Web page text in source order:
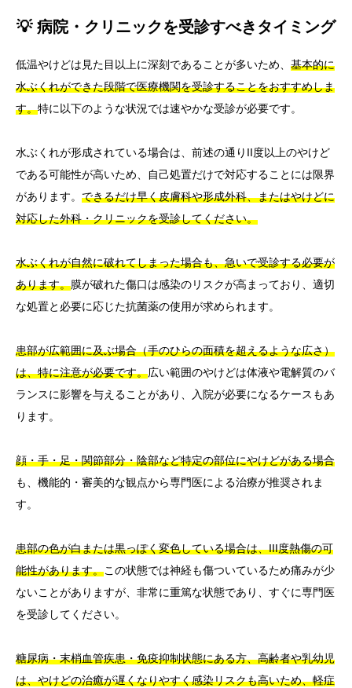
💡 病院・クリニックを受診すべきタイミング
低温やけどは見た目以上に深刻であることが多いため、 基本的に
水ぶくれができた段階で医療機関を受診することをおすすめしま
す。特に以下のような状況では速やかな受診が必要です。
水ぶくれが形成されている場合は、前述の通りII度以上のやけど
である可能性が高いため、自己処置だけで対応することには限界
があります。 できるだけ早く皮膚科や形成外科、またはやけどに
対応した外科・クリニックを受診してください。
水ぶくれが自然に破れてしまった場合も、急いで受診する必要が
あります。膜が破れた傷口は感染のリスクが高まっており、適切
な処置と必要に応じた抗菌薬の使用が求められます。
患部が広範囲に及ぶ場合（手のひらの面積を超えるような広さ）
は、特に注意が必要です。広い範囲のやけどは体液や電解質のバ
ランスに影響を与えることがあり、入院が必要になるケースもあ
ります。
顔・手・足・関節部分・陰部など特定の部位にやけどがある場合
も、機能的・審美的な観点から専門医による治療が推奨されま
す。
患部の色が白または黒っぽく変色している場合は、III度熱傷の可
能性があります。この状態では神経も傷ついているため痛みが少
ないことがありますが、非常に重篤な状態であり、すぐに専門医
を受診してください。
糖尿病・末梢血管疾患・免疫抑制状態にある方、高齢者や乳幼児
は、やけどの治癒が遅くなりやすく感染リスクも高いため、軽症